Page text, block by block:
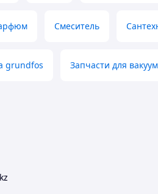
Смеситель
grundfos Запчасти для